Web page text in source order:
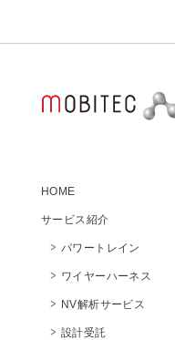
HOME
サービス紹介
パワートレイン
ワイヤーハーネス
NV解析サービス
設計受託